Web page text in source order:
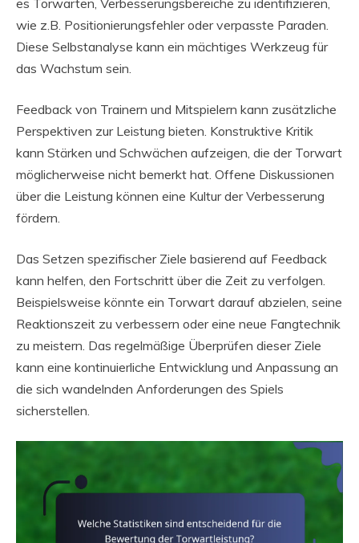
wie z.B. Positionierungsfehler oder verpasste Paraden.
Diese Selbstanalyse kann ein mächtiges Werkzeug für
das Wachstum sein.
Feedback von Trainern und Mitspielern kann zusätzliche
Perspektiven zur Leistung bieten. Konstruktive Kritik
kann Stärken und Schwächen aufzeigen, die der Torwart
möglicherweise nicht bemerkt hat. Offene Diskussionen
über die Leistung können eine Kultur der Verbesserung
fördern.
Das Setzen spezifischer Ziele basierend auf Feedback
kann helfen, den Fortschritt über die Zeit zu verfolgen.
Beispielsweise könnte ein Torwart darauf abzielen, seine
Reaktionszeit zu verbessern oder eine neue Fangtechnik
zu meistern. Das regelmäßige Überprüfen dieser Ziele
kann eine kontinuierliche Entwicklung und Anpassung an
die sich wandelnden Anforderungen des Spiels
sicherstellen.